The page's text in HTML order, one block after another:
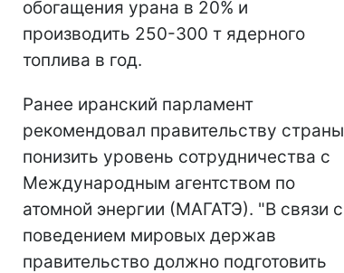
обогащения урана в 20% и
производить 250-300 т ядерного
топлива в год.
Ранее иранский парламент
рекомендовал правительству страны
понизить уровень сотрудничества с
Международным агентством по
атомной энергии (МАГАТЭ). "В связи с
поведением мировых держав
правительство должно подготовить